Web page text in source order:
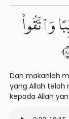
وَٱتَّقُوا۟
Dan makanlah
yang Allah telah
kepada Allah